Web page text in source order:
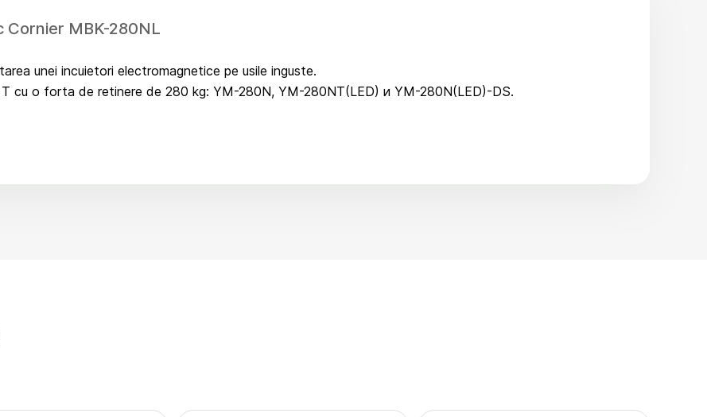
Cornier MBK-280NL
unei incuietori electromagnetice pe usile inguste.
cu o forta de retinere de 280 kg: YM-280N, YM-280NT(LED) и YM-280N(LED)-DS.